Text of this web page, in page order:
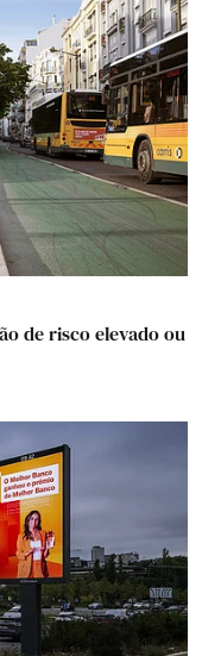
de risco elevado ou